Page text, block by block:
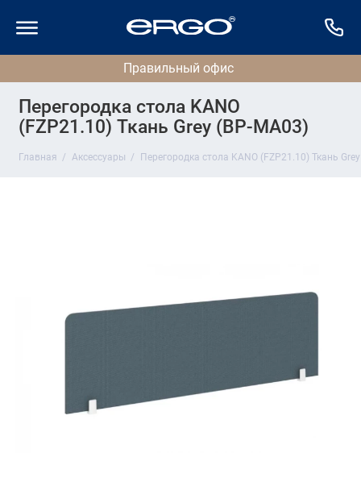
Перегородка стола KANO
(FZP21.10) Ткань Grey (BP-MA03)
Главная Аксессуары Перегородка стола KANO (FZP21.10) Ткань